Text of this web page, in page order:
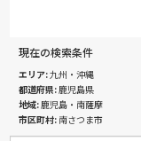
現在の検索条件
エリア 九州・沖縄
都道府県 鹿児島県
地域 鹿児島・南薩摩
市区町村 南さつま市